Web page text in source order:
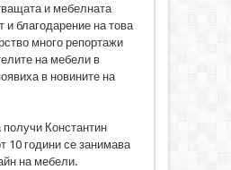
и мебелната
и благодарение на това
много репортажи
на мебели в
в новините на
получи Константин
10 години се занимава
на мебели.